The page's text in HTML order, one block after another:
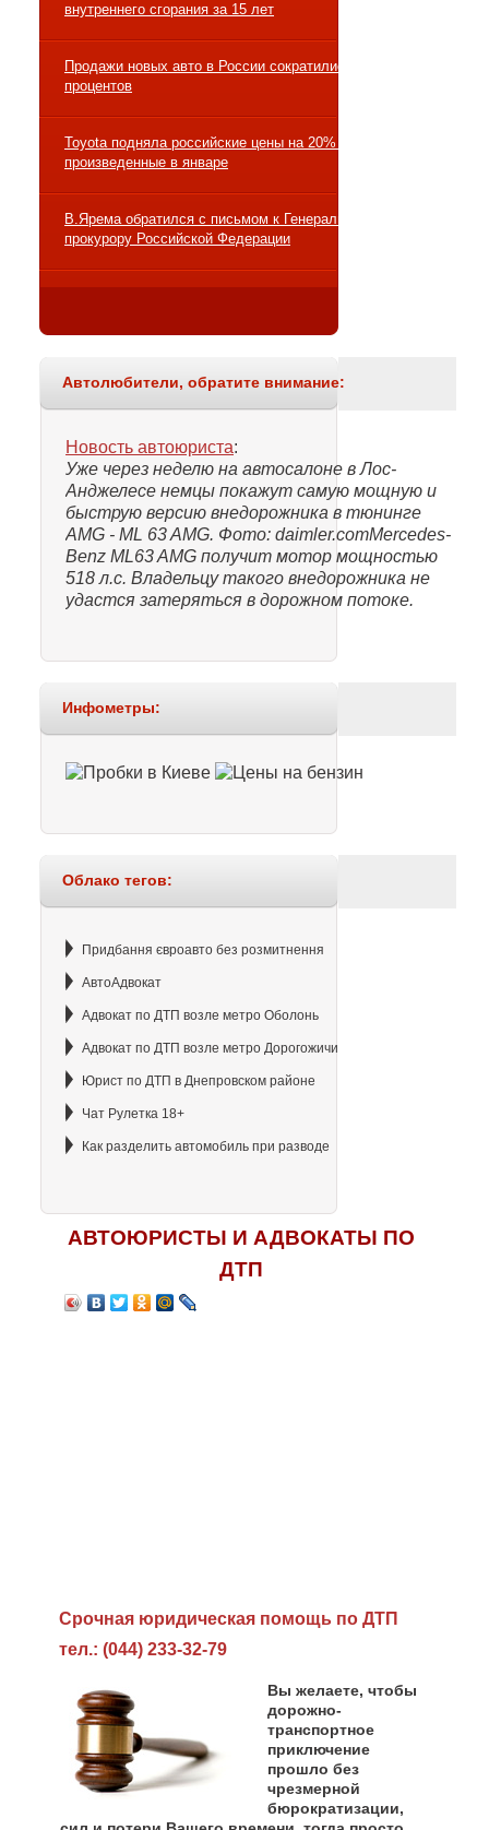
внутреннего сгорания за 15 лет
Продажи новых авто в России сократились на 10
процентов
Toyota подняла российские цены на 20% на авто,
произведенные в январе
В.Ярема обратился с письмом к Генеральному
прокурору Российской Федерации
Автолюбители, обратите внимание:
Новость автоюриста:
Уже через неделю на автосалоне в Лос-
Анджелесе немцы покажут самую мощную и
быструю версию внедорожника в тюнинге
AMG - ML 63 AMG. Фото: daimler.comMercedes-
Benz ML63 AMG получит мотор мощностью
518 л.с. Владельцу такого внедорожника не
удастся затеряться в дорожном потоке.
Инфометры:
Облако тегов:
Придбання євроавто без розмитнення
АвтоАдвокат
Адвокат по ДТП возле метро Оболонь
Адвокат по ДТП возле метро Дорогожичи
Юрист по ДТП в Днепровском районе
Чат Рулетка 18+
Как разделить автомобиль при разводе
АВТОЮРИСТЫ И АДВОКАТЫ ПО
ДТП
Cрочная юридическая помощь по ДТП
тел.: (044) 233-32-79
Вы желаете, чтобы
дорожно-
транспортное
приключение
прошло без
чрезмерной
бюрократизации,